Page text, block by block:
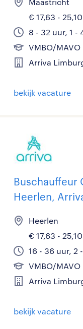
€ 17,63 -
8 - 32 uur, 1 -
VMBO/MAVO
Arriva
bekijk vacature
Buschauffeur
Heerlen,
Heerlen
€ 17,63 -
16 - 36 uur, 2
VMBO/MAVO
Arriva
bekijk vacature